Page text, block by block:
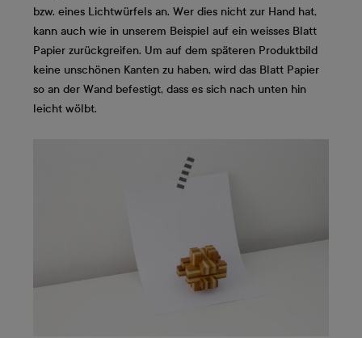
bzw. eines Lichtwürfels an. Wer dies nicht zur Hand hat,
kann auch wie in unserem Beispiel auf ein weisses Blatt
Papier zurückgreifen. Um auf dem späteren Produktbild
keine unschönen Kanten zu haben, wird das Blatt Papier
so an der Wand befestigt, dass es sich nach unten hin
leicht wölbt.